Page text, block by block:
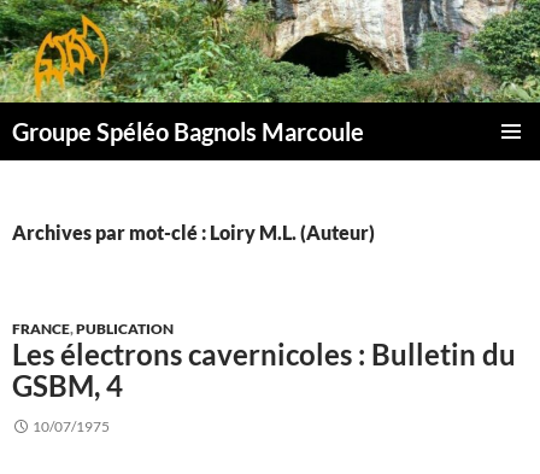
Aller
au
contenu
Groupe Spéléo Bagnols Marcoule
Archives par mot-clé : Loiry M.L. (Auteur)
FRANCE,PUBLICATION
Les électrons cavernicoles : Bulletin du
GSBM, 4
10/07/1975